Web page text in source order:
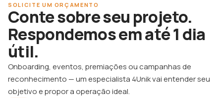
SOLICITE UM ORÇAMENTO
Conte sobre seu projeto.
Respondemos em até 1 dia
útil.
Onboarding, eventos, premiações ou campanhas de
reconhecimento — um especialista 4Unik vai entender seu
objetivo e propor a operação ideal.